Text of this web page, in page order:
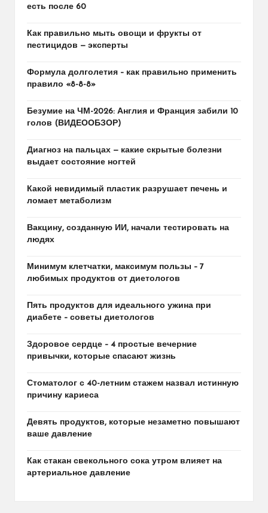
есть после 60
Как правильно мыть овощи и фрукты от
пестицидов — эксперты
Формула долголетия – как правильно применить
правило «8-8-8»
Безумие на ЧМ-2026: Англия и Франция забили 10
голов (ВИДЕООБЗОР)
Диагноз на пальцах — какие скрытые болезни
выдает состояние ногтей
Какой невидимый пластик разрушает печень и
ломает метаболизм
Вакцину, созданную ИИ, начали тестировать на
людях
Минимум клетчатки, максимум пользы – 7
любимых продуктов от диетологов
Пять продуктов для идеального ужина при
диабете – советы диетологов
Здоровое сердце – 4 простые вечерние
привычки, которые спасают жизнь
Стоматолог с 40-летним стажем назвал истинную
причину кариеса
Девять продуктов, которые незаметно повышают
ваше давление
Как стакан свекольного сока утром влияет на
артериальное давление